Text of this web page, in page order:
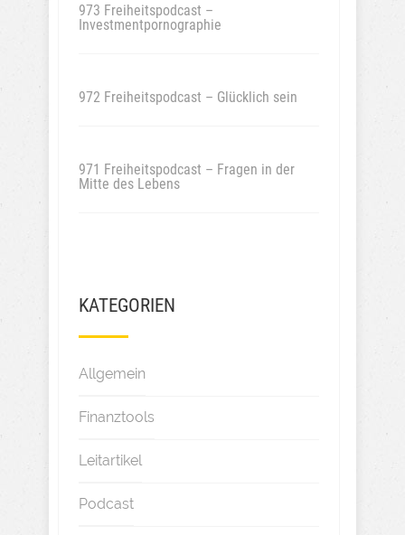
973 Freiheitspodcast –
Investmentpornographie
972 Freiheitspodcast – Glücklich sein
971 Freiheitspodcast – Fragen in der
Mitte des Lebens
KATEGORIEN
Allgemein
Finanztools
Leitartikel
Podcast